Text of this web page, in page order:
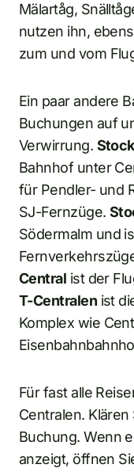
Mälartåg,
nutzen ihn,
zum und vom
Ein paar andere
Buchungen auf
Verwirrung.
Bahnhof unter
für Pendler- und
SJ-Fernzüge.
Södermalm und
Central ist der
T-Centralen ist
Komplex wie
Für fast alle
Centralen.
Buchung. Wenn
anzeigt, öffnen